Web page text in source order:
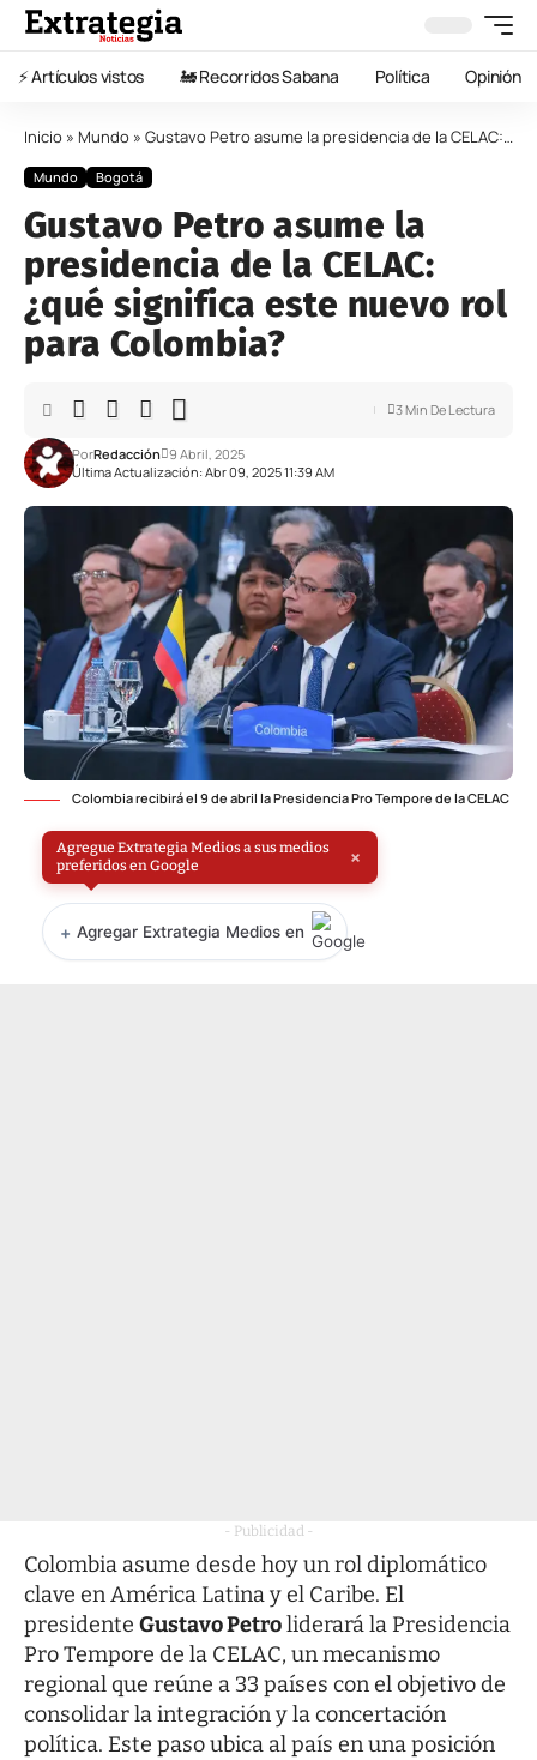
⚡️ Artículos vistos 🚂 Recorridos Sabana Política Opinión
Inicio » Mundo » Gustavo Petro asume la presidencia de la CELAC: ¿qué significa este nuevo rol para Colombia?
Mundo Bogotá
Gustavo Petro asume la
presidencia de la CELAC:
¿qué significa este nuevo rol
para Colombia?
Última Actualización: Abr 09, 2025 11:39 AM
PorRedacción 9 Abril, 2025
3 Min De Lectura
Colombia recibirá el 9 de abril la Presidencia Pro Tempore de la CELAC
Agregue Extrategia Medios a sus medios
preferidos en Google
×
+ Agregar Extrategia Medios en
- Publicidad -
Colombia asume desde hoy un rol diplomático
clave en América Latina y el Caribe. El
presidente Gustavo Petroliderará la Presidencia
Pro Tempore de la CELAC, un mecanismo
regional que reúne a 33 países con el objetivo de
consolidar la integración y la concertación
política. Este paso ubica al país en una posición